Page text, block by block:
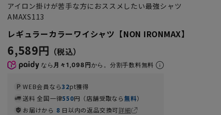
アイロン掛けが苦手な方におススメしたい最強シャツ
AMAXS113
レギュラーカラーワイシャツ【NON IRONMAX】
6,589円
なら 月々1,098円から。分割手数料無料
WEB会員なら32pt獲得
送料 全国一律550円（店舗受取なら無料）
お届けから 8 日以内の返品交換可詳細